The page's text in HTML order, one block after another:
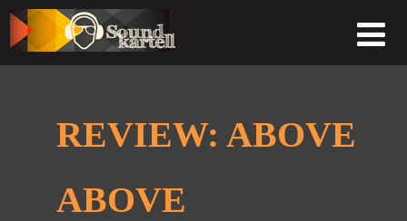
REVIEW: ABOVE
ABOVE